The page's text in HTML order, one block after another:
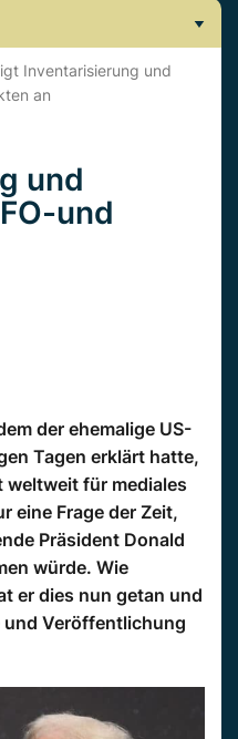
Inventarisierung und
an
und
und
der ehemalige US-
Tagen erklärt hatte,
weltweit für mediales
eine Frage der Zeit,
Präsident Donald
würde. Wie
er dies nun getan und
und Veröffentlichung